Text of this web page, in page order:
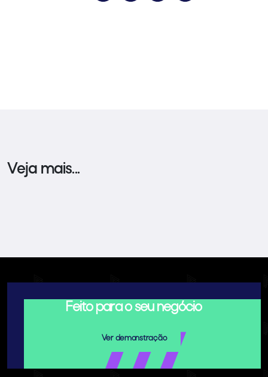
Veja mais...
Feito para o seu negócio
Ver demonstração